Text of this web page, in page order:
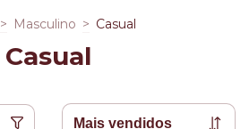
> Masculino > Casual
Casual